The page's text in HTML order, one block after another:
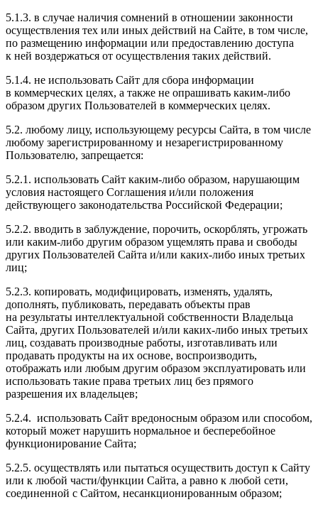
5.1.3. в случае наличия сомнений в отношении законности
осуществления тех или иных действий на Сайте, в том числе,
по размещению информации или предоставлению доступа
к ней воздержаться от осуществления таких действий.
5.1.4. не использовать Сайт для сбора информации
в коммерческих целях, а также не опрашивать каким-либо
образом других Пользователей в коммерческих целях.
5.2. любому лицу, использующему ресурсы Сайта, в том числе
любому зарегистрированному и незарегистрированному
Пользователю, запрещается:
5.2.1. использовать Сайт каким-либо образом, нарушающим
условия настоящего Соглашения и/или положения
действующего законодательства Российской Федерации;
5.2.2. вводить в заблуждение, порочить, оскорблять, угрожать
или каким-либо другим образом ущемлять права и свободы
других Пользователей Сайта и/или каких-либо иных третьих
лиц;
5.2.3. копировать, модифицировать, изменять, удалять,
дополнять, публиковать, передавать объекты прав
на результаты интеллектуальной собственности Владельца
Сайта, других Пользователей и/или каких-либо иных третьих
лиц, создавать производные работы, изготавливать или
продавать продукты на их основе, воспроизводить,
отображать или любым другим образом эксплуатировать или
использовать такие права третьих лиц без прямого
разрешения их владельцев;
5.2.4. использовать Сайт вредоносным образом или способом,
который может нарушить нормальное и бесперебойное
функционирование Сайта;
5.2.5. осуществлять или пытаться осуществить доступ к Сайту
или к любой части/функции Сайта, а равно к любой сети,
соединенной с Сайтом, несанкционированным образом;